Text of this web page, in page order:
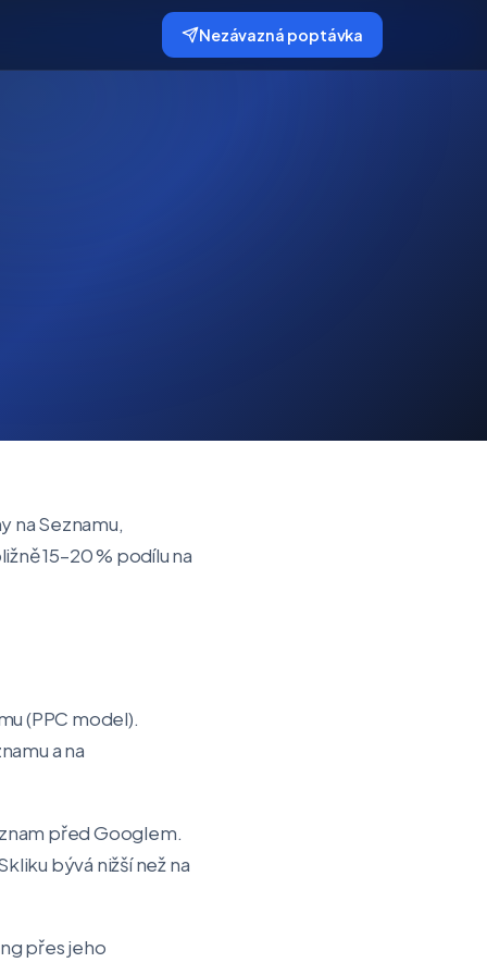
Nezávazná poptávka
na Seznamu,
15–20 % podílu na
(PPC model).
a na
před Googlem.
bývá nižší než na
přes jeho